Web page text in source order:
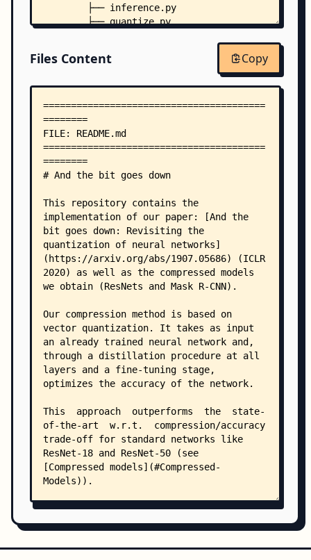
        ├── inference.py
        ├── quantize.py
        │   └── dataloader.py
        │   ├── __init__.py
        │   └── resnet.py
        ├── optim/
        │   ├── __init__.py
        │   └── centroid_sgd.py
        ├── quantization/
        │   ├── __init__.py
        │   ├── em.py
        │   ├── pq.py
        │   └── solver.py
        └── utils/
            ├── __init__.py
            ├── dynamic_sampling.py
            ├── reshape.py
            ├── training.py
            ├── utils.py
            └── watcher.py
Files Content Copy